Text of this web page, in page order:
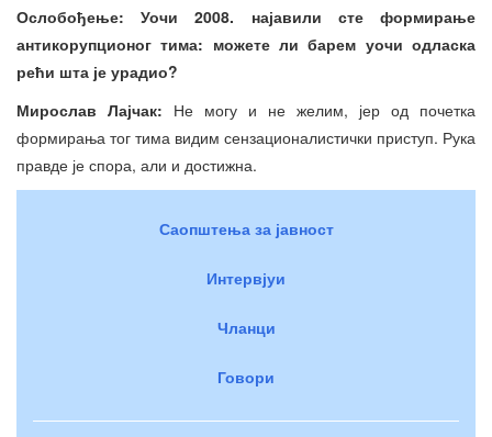
Ослобођење: Уочи 2008. најавили сте формирање
антикорупционог тима: можете ли барем уочи одласка
рећи шта је урадио?
Мирослав Лајчак: Не могу и не желим, јер од почетка
формирања тог тима видим сензационалистички приступ. Рука
правде је спора, али и достижна.
Саопштења за јавност
Интервјуи
Чланци
Говори